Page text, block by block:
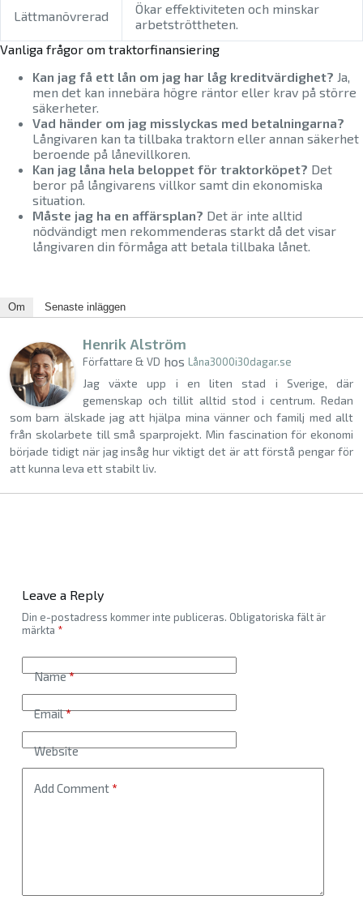
Lättmanövrerad
Ökar effektiviteten och minskar
arbetströttheten.
Vanliga frågor om traktorfinansiering
Kan jag få ett lån om jag har låg kreditvärdighet? Ja,
men det kan innebära högre räntor eller krav på större
säkerheter.
Vad händer om jag misslyckas med betalningarna?
Långivaren kan ta tillbaka traktorn eller annan säkerhet
beroende på lånevillkoren.
Kan jag låna hela beloppet för traktorköpet? Det
beror på långivarens villkor samt din ekonomiska
situation.
Måste jag ha en affärsplan? Det är inte alltid
nödvändigt men rekommenderas starkt då det visar
långivaren din förmåga att betala tillbaka lånet.
Om Senaste inläggen
Henrik Alström
Författare & VD hos Låna3000i30dagar.se
Jag växte upp i en liten stad i Sverige, där
gemenskap och tillit alltid stod i centrum. Redan
som barn älskade jag att hjälpa mina vänner och familj med allt
från skolarbete till små sparprojekt. Min fascination för ekonomi
började tidigt när jag insåg hur viktigt det är att förstå pengar för
att kunna leva ett stabilt liv.
Leave a Reply
Din e-postadress kommer inte publiceras. Obligatoriska fält är
märkta *
Name*
Email*
Website
Add Comment*